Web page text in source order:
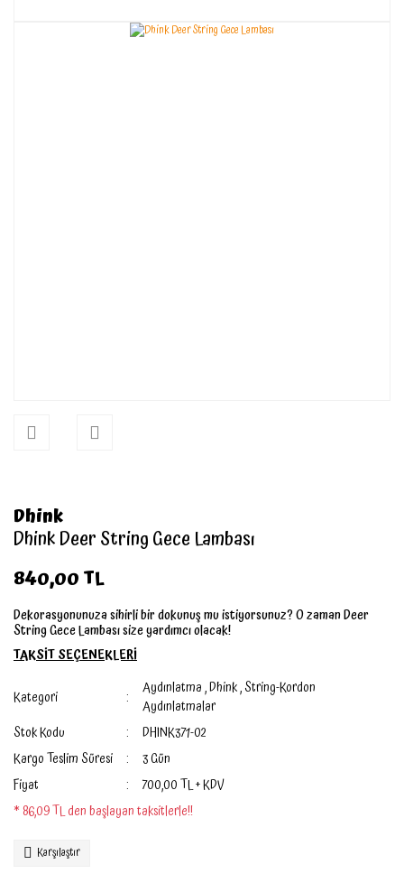
Dhink
Dhink Deer String Gece Lambası
840,00 TL
Dekorasyonunuza sihirli bir dokunuş mu istiyorsunuz? O zaman Deer
String Gece Lambası size yardımcı olacak!
TAKSİT SEÇENEKLERİ
Kategori Aydınlatma,Dhink,String-Kordon
Aydınlatmalar
Stok Kodu
DHINK371-02
Kargo Teslim Süresi
3 Gün
Fiyat
700,00 TL + KDV
* 86,09 TL den başlayan taksitlerle!!
Karşılaştır